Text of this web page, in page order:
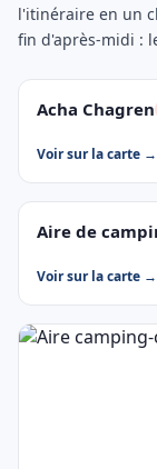
l'itinéraire en un
fin d'après-midi :
Acha Chagren
Voir sur la carte →
Aire de
Voir sur la carte →